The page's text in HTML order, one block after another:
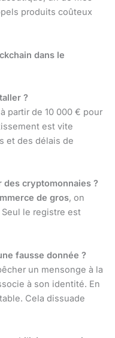
produits coûteux
dans le
?
partir de 10 000 € pour
est vite
et des délais de
cryptomonnaies ?
de gros, on
le registre est
fausse donnée ?
un mensonge à la
à son identité. En
Cela dissuade